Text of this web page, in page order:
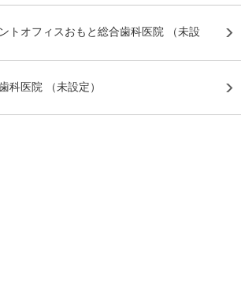
トオフィスおもと総合歯科医院
（未設
科医院 （未設定）